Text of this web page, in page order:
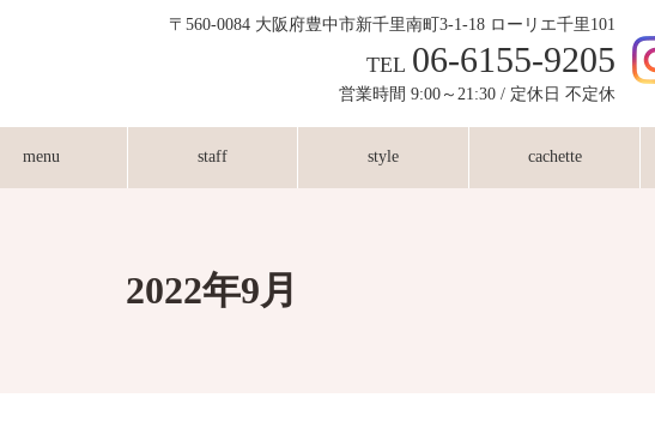
menu staff style cachette
〒560-0084 大阪府豊中市新千里南町3-1-18 ローリエ千里101
TEL 06-6155-9205
営業時間 9:00～21:30 / 定休日 不定休
2022年9月